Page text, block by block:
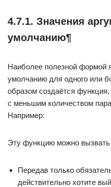
4.7.1. Значения
умолчанию¶
Наиболее полезной формой
умолчанию для одного или
образом создаётся
с меньшим количеством
Например:
Эту функцию можно
Передав только
действительно хотите